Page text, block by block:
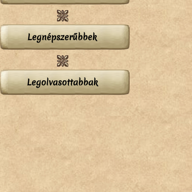
Legnépszerűbbek
Legolvasottabbak